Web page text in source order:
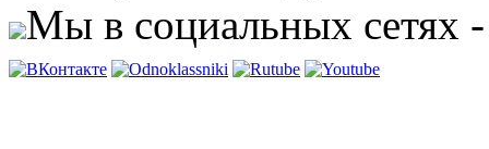
Мы в социальных сетях